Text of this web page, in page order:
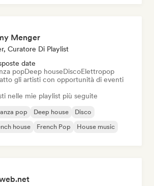
Menger
Curatore Di Playlist
date
popDeep houseDiscoElettropop
gli artisti con opportunità di eventi
nelle mie playlist più seguite
pop Deep house
Disco
house French Pop House music